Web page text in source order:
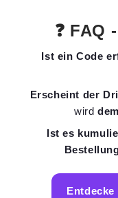
❓
Ist ein Code
Erscheint der
wird
Ist es
Entdecke